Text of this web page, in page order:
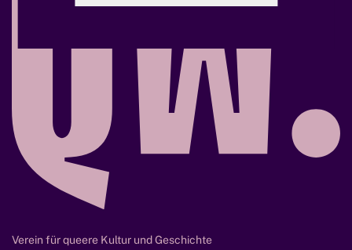
Verein für queere Kultur und Geschichte